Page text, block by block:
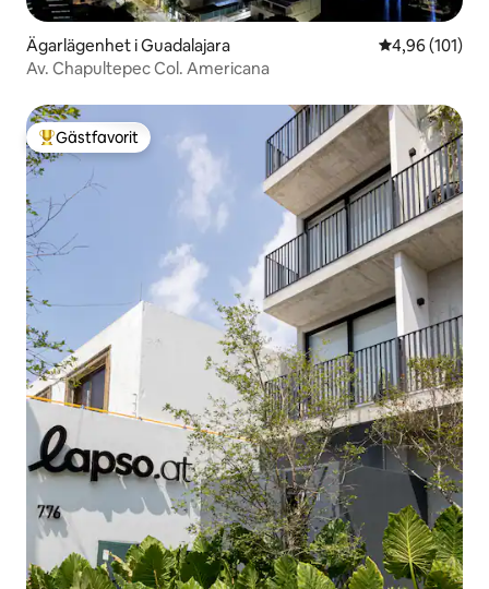
Ägarlägenhet i Guadalajara 4,96 av 5 i
4,96 (101)
Av. Chapultepec Col. Americana
Populär gästfavorit
Gästfavorit